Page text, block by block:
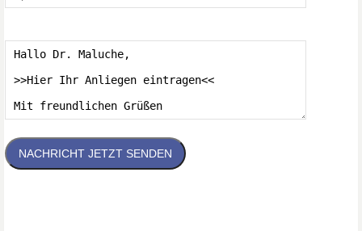
NACHRICHT JETZT SENDEN